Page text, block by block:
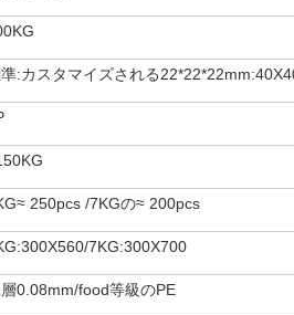
:カスタマイズされる
250pcs /7KGの≈ 200pcs
7KG:300X700
0.08mm/food等級のPE